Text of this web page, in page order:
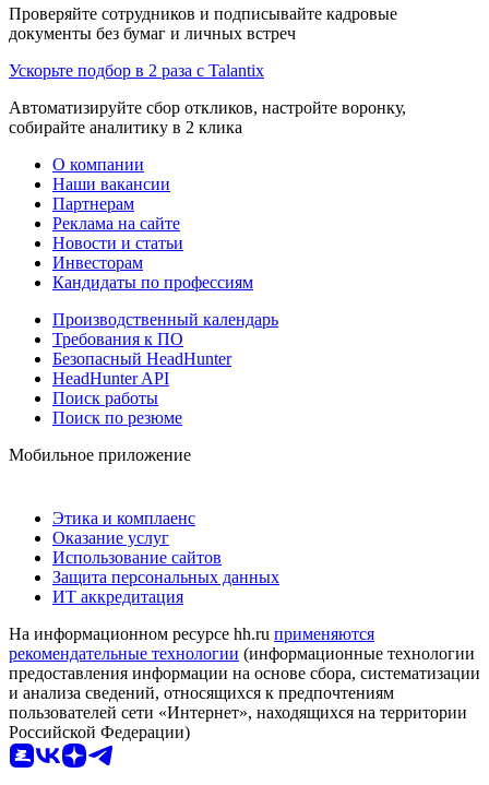
Проверяйте сотрудников и подписывайте кадровые
документы без бумаг и личных встреч
Ускорьте подбор в 2 раза с Talantix
Автоматизируйте сбор откликов, настройте воронку,
собирайте аналитику в 2 клика
О компании
Наши вакансии
Партнерам
Реклама на сайте
Новости и статьи
Инвесторам
Кандидаты по профессиям
Производственный календарь
Требования к ПО
Безопасный HeadHunter
HeadHunter API
Поиск работы
Поиск по резюме
Мобильное приложение
Этика и комплаенс
Оказание услуг
Использование сайтов
Защита персональных данных
ИТ аккредитация
На информационном ресурсе hh.ru применяются
рекомендательные технологии (информационные технологии
предоставления информации на основе сбора, систематизации
и анализа сведений, относящихся к предпочтениям
пользователей сети «Интернет», находящихся на территории
Российской Федерации)